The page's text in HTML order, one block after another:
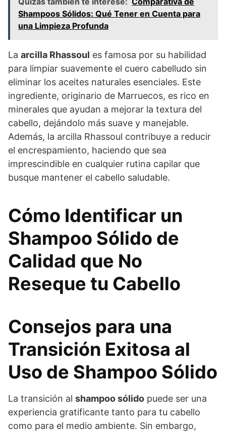
Shampoos Sólidos: Qué Tener en Cuenta para
una Limpieza Profunda
La arcilla Rhassoul es famosa por su habilidad
para limpiar suavemente el cuero cabelludo sin
eliminar los aceites naturales esenciales. Este
ingrediente, originario de Marruecos, es rico en
minerales que ayudan a mejorar la textura del
cabello, dejándolo más suave y manejable.
Además, la arcilla Rhassoul contribuye a reducir
el encrespamiento, haciendo que sea
imprescindible en cualquier rutina capilar que
busque mantener el cabello saludable.
Cómo Identificar un
Shampoo Sólido de
Calidad que No
Reseque tu Cabello
Consejos para una
Transición Exitosa al
Uso de Shampoo Sólido
La transición al shampoo sólido puede ser una
experiencia gratificante tanto para tu cabello
como para el medio ambiente. Sin embargo,